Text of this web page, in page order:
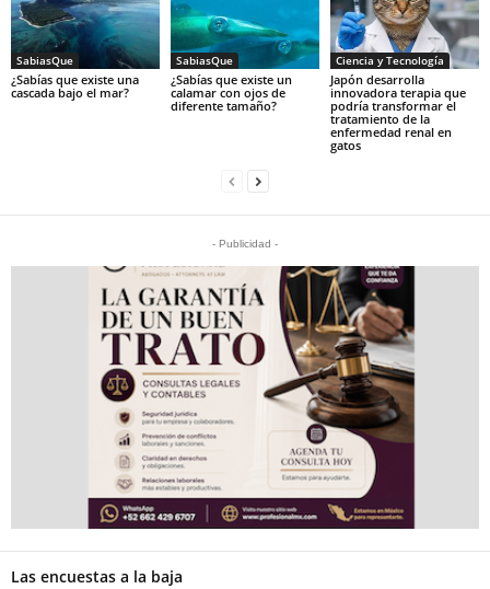
SabiasQue
¿Sabías que existe una
cascada bajo el mar?
SabiasQue
¿Sabías que existe un
calamar con ojos de
diferente tamaño?
Ciencia y Tecnología
Japón desarrolla
innovadora terapia que
podría transformar el
tratamiento de la
enfermedad renal en
gatos
- Publicidad -
Las encuestas a la baja